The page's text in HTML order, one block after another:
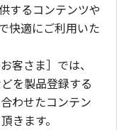
するコンテンツや
快適にご利用いた
客さま］では、
を製品登録する
わせたコンテン
きます。